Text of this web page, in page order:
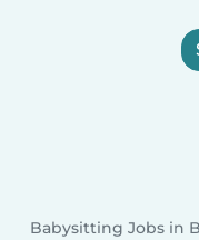
Babysitting Jobs in